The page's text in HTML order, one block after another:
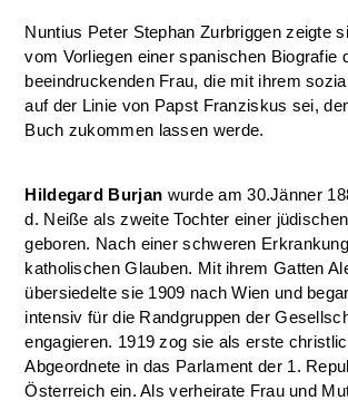
Nuntius Peter Stephan Zurbriggen zeigte
vom Vorliegen einer spanischen Biografie
beeindruckenden Frau, die mit ihrem
auf der Linie von Papst Franziskus sei,
Buch zukommen lassen werde.
Hildegard Burjan wurde am 30.Jänner
d. Neiße als zweite Tochter einer
geboren. Nach einer schweren
katholischen Glauben. Mit ihrem Gatten
übersiedelte sie 1909 nach Wien und
intensiv für die Randgruppen der
engagieren. 1919 zog sie als erste
Abgeordnete in das Parlament der 1.
Österreich ein. Als verheirate Frau und